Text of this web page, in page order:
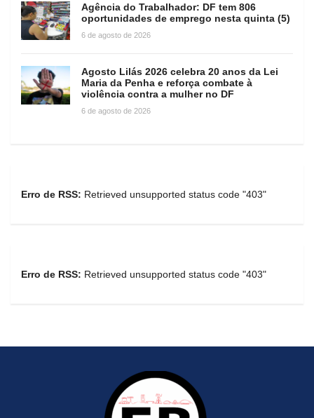
Agência do Trabalhador: DF tem 806
oportunidades de emprego nesta quinta (5)
6 de agosto de 2026
Agosto Lilás 2026 celebra 20 anos da Lei
Maria da Penha e reforça combate à
violência contra a mulher no DF
6 de agosto de 2026
Erro de RSS: Retrieved unsupported status code "403"
Erro de RSS: Retrieved unsupported status code "403"